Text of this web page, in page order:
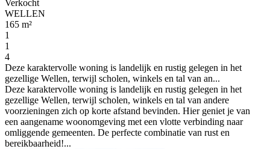
Verkocht
WELLEN
165 m²
1
1
4
Deze karaktervolle woning is landelijk en rustig gelegen in het
gezellige Wellen, terwijl scholen, winkels en tal van an...
Deze karaktervolle woning is landelijk en rustig gelegen in het
gezellige Wellen, terwijl scholen, winkels en tal van andere
voorzieningen zich op korte afstand bevinden. Hier geniet je van
een aangename woonomgeving met een vlotte verbinding naar
omliggende gemeenten. De perfecte combinatie van rust en
bereikbaarheid!...